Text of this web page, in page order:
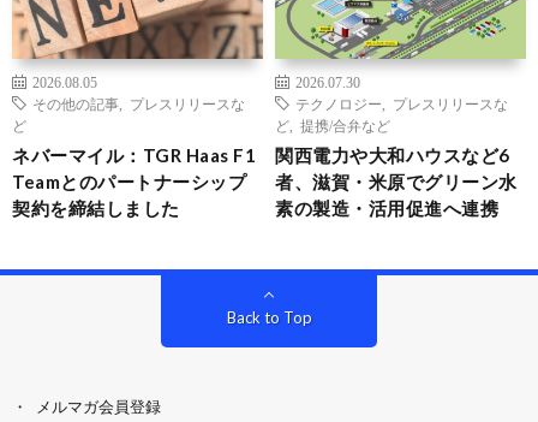
2026.08.05
その他の記事
プレスリリースな
ど
ネバーマイル：TGR Haas F1
Teamとのパートナーシップ
契約を締結しました
2026.07.30
テクノロジー
プレスリリースな
ど
提携/合弁など
関西電力や大和ハウスなど6
者、滋賀・米原でグリーン水
素の製造・活用促進へ連携
Back to Top
メルマガ会員登録